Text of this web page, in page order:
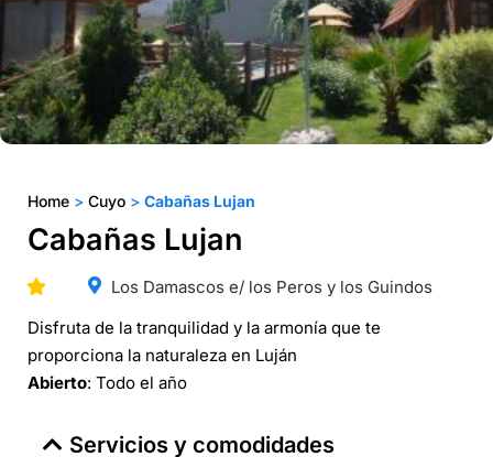
Home > Cuyo > Cabañas Lujan
Cabañas Lujan
Los Damascos e/ los Peros y los Guindos
Disfruta de la tranquilidad y la armonía que te
proporciona la naturaleza en Luján
Abierto: Todo el año
Servicios y comodidades